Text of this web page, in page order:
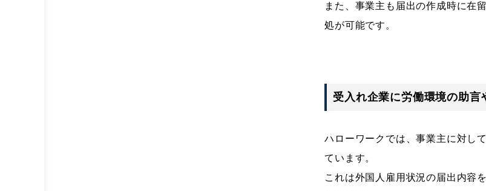
また、事業主も届出の作成時に在
処が可能です。
受入れ企業に労働環境の助言
ハローワークでは、事業主に対し
ています。
これは外国人雇用状況の届出内容